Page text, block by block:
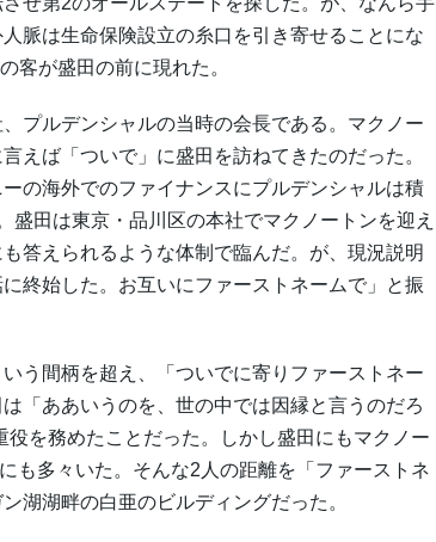
脈は生命保険設立の糸口を引き寄せることにな
客が盛田の前に現れた。
プルデンシャルの当時の会長である。マクノー
えば「ついで」に盛田を訪ねてきたのだった。
の海外でのファイナンスにプルデンシャルは積
田は東京・品川区の本社でマクノートンを迎え
答えられるような体制で臨んだ。が、現況説明
終始した。お互いにファーストネームで」と振
う間柄を超え、「ついでに寄りファーストネー
「ああいうのを、世の中では因縁と言うのだろ
を務めたことだった。しかし盛田にもマクノー
も多々いた。そんな2人の距離を「ファーストネ
湖湖畔の白亜のビルディングだった。